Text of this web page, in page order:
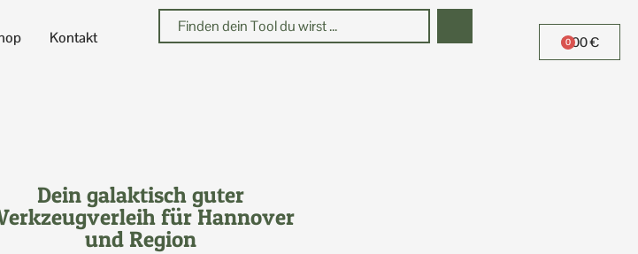
Kontakt 0,00€
0
Dein galaktisch guter
für Hannover
und Region